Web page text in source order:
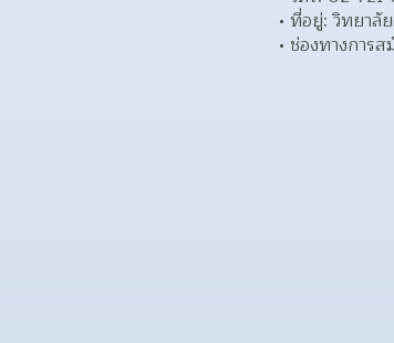
ที่อยู่: วิทยาลั
ช่องทางการ